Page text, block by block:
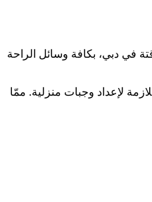
في دبي، بكافة وسائل الراحة
لإعداد وجبات منزلية. ممّا